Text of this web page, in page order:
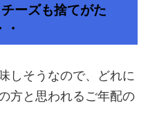
ーズも捨てがた
・
しそうなので、どれに
方と思われるご年配の